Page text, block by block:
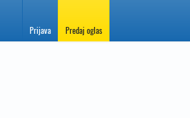
Prijava Predaj oglas